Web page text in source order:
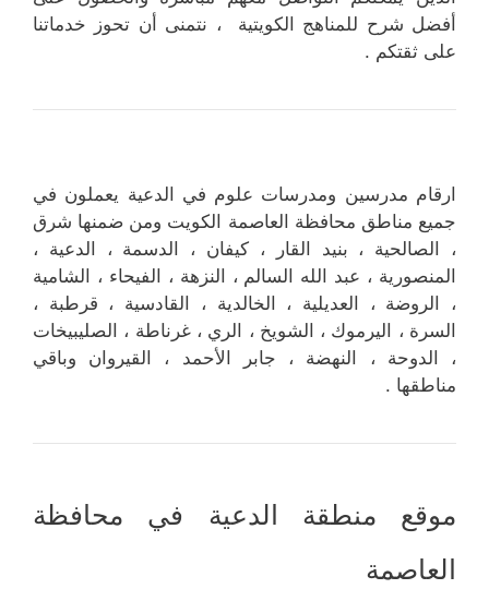
أفضل شرح للمناهج الكويتية ، نتمنى أن تحوز خدماتنا
على ثقتكم .
ارقام مدرسين ومدرسات علوم في الدعية يعملون في
جميع مناطق محافظة العاصمة الكويت ومن ضمنها شرق
، الصالحية ، بنيد القار ، كيفان ، الدسمة ، الدعية ،
المنصورية ، عبد الله السالم ، النزهة ، الفيحاء ، الشامية
، الروضة ، العديلية ، الخالدية ، القادسية ، قرطبة ،
السرة ، اليرموك ، الشويخ ، الري ، غرناطة ، الصليبيخات
، الدوحة ، النهضة ، جابر الأحمد ، القيروان وباقي
مناطقها .
موقع منطقة الدعية في محافظة
العاصمة